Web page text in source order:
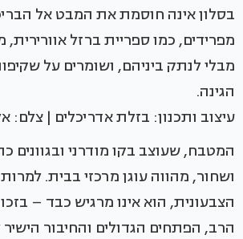
בסלון אינה חוסמת את המבט אל
מפרידים, כמו ספריית ברזל אוורירית,
מבלי לנתק ביניהם, ושומרים על
הגינה.
עיצוב ותכנון: בזלת אדריכלים | צלם:
המטבח, שעוצב בקו מודרני ובגוונים
ושחור, מהווה עוגן מרכזי בבית.
הצבעונית, הוא אינו מרגיש כבד –
הרב, הפתחים הגדולים והחיבור הישיר